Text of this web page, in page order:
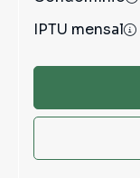
IPTU mensal